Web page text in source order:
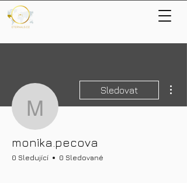
monika.pecova
Sledovat
monika.pecova
0 Sledující 0 Sledované